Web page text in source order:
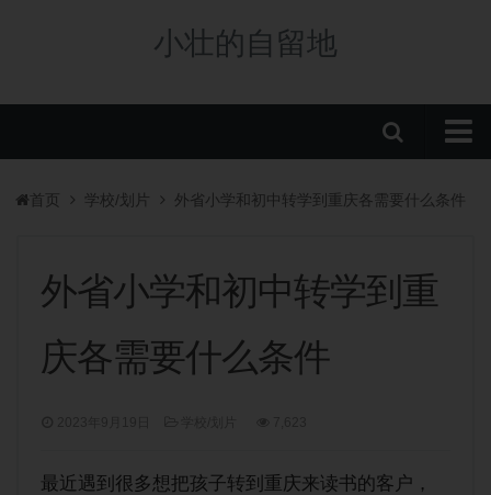
小壮的自留地
房贷政策
重庆楼盘
首页 学校/划片 外省小学和初中转学到重庆各需要什么条件
外省小学和初中转学到重
庆各需要什么条件
最近遇到很多想把孩子转到重庆来读书的客户，